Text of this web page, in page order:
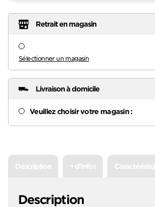
Retrait en magasin
Sélectionner un magasin
Livraison à domicile
Veuillez choisir votre magasin :
Description + d'infos
Description